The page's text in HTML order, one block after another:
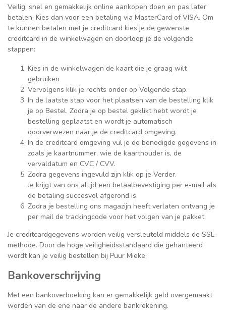
Veilig, snel en gemakkelijk online aankopen doen en pas later
betalen. Kies dan voor een betaling via MasterCard of VISA. Om
te kunnen betalen met je creditcard kies je de gewenste
creditcard in de winkelwagen en doorloop je de volgende
stappen:
Kies in de winkelwagen de kaart die je graag wilt
gebruiken
Vervolgens klik je rechts onder op Volgende stap.
In de laatste stap voor het plaatsen van de bestelling klik
je op Bestel. Zodra je op bestel geklikt hebt wordt je
bestelling geplaatst en wordt je automatisch
doorverwezen naar je de creditcard omgeving.
In de creditcard omgeving vul je de benodigde gegevens in
zoals je kaartnummer, wie de kaarthouder is, de
vervaldatum en CVC / CVV.
Zodra gegevens ingevuld zijn klik op je Verder.
Je krijgt van ons altijd een betaalbevestiging per e-mail als
de betaling succesvol afgerond is.
Zodra je bestelling ons magazijn heeft verlaten ontvang je
per mail de trackingcode voor het volgen van je pakket.
Je creditcardgegevens worden veilig versleuteld middels de SSL-
methode. Door de hoge veiligheidsstandaard die gehanteerd
wordt kan je veilig bestellen bij Puur Mieke.
Bankoverschrijving
Met een bankoverboeking kan er gemakkelijk geld overgemaakt
worden van de ene naar de andere bankrekening.